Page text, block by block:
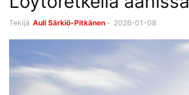
Tekijä Auli Särkiö-Pitkänen - 2026-01-08